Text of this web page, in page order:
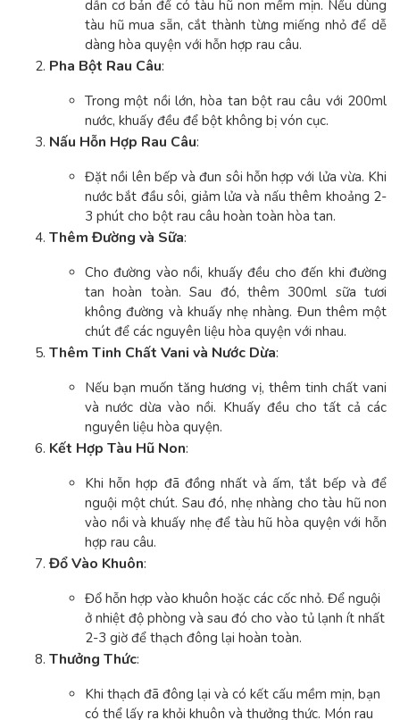
dẫn cơ bản để có tàu hũ non mềm mịn. Nếu dùng
tàu hũ mua sẵn, cắt thành từng miếng nhỏ để dễ
dàng hòa quyện với hỗn hợp rau câu.
Pha Bột Rau Câu:
Trong một nồi lớn, hòa tan bột rau câu với 200ml
nước, khuấy đều để bột không bị vón cục.
Nấu Hỗn Hợp Rau Câu:
Đặt nồi lên bếp và đun sôi hỗn hợp với lửa vừa. Khi
nước bắt đầu sôi, giảm lửa và nấu thêm khoảng 2-
3 phút cho bột rau câu hoàn toàn hòa tan.
Thêm Đường và Sữa:
Cho đường vào nồi, khuấy đều cho đến khi đường
tan hoàn toàn. Sau đó, thêm 300ml sữa tươi
không đường và khuấy nhẹ nhàng. Đun thêm một
chút để các nguyên liệu hòa quyện với nhau.
Thêm Tinh Chất Vani và Nước Dừa:
Nếu bạn muốn tăng hương vị, thêm tinh chất vani
và nước dừa vào nồi. Khuấy đều cho tất cả các
nguyên liệu hòa quyện.
Kết Hợp Tàu Hũ Non:
Khi hỗn hợp đã đồng nhất và ấm, tắt bếp và để
nguội một chút. Sau đó, nhẹ nhàng cho tàu hũ non
vào nồi và khuấy nhẹ để tàu hũ hòa quyện với hỗn
hợp rau câu.
Đổ Vào Khuôn:
Đổ hỗn hợp vào khuôn hoặc các cốc nhỏ. Để nguội
ở nhiệt độ phòng và sau đó cho vào tủ lạnh ít nhất
2-3 giờ để thạch đông lại hoàn toàn.
Thưởng Thức:
Khi thạch đã đông lại và có kết cấu mềm mịn, bạn
có thể lấy ra khỏi khuôn và thưởng thức. Món rau